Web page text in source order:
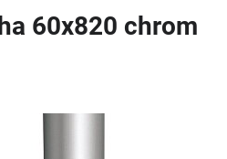
60x820 chrom